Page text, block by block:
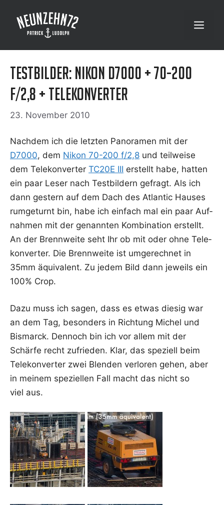
Inhalt
springen
Menü
Testbilder: Nikon D7000 + 70-200
f/2,8 + Telekonverter
23. November 2010
Nach­dem ich die letz­ten Pan­ora­men mit der
D7000, dem Nikon 70-200 f/2,8 und teil­wei­se
dem Tele­kon­ver­ter TC20E III erstellt habe, hat­ten
ein paar Leser nach Test­bil­dern gefragt. Als ich
dann ges­tern auf dem Dach des Atlan­tic Hau­ses
rum­ge­turnt bin, habe ich ein­fach mal ein paar Auf­
nah­men mit der genann­ten Kom­bi­na­ti­on erstellt.
An der Brenn­wei­te seht Ihr ob mit oder ohne Tele­
kon­ver­ter. Die Brenn­wei­te ist umge­rech­net in
35mm äqui­va­lent. Zu jedem Bild dann jeweils ein
100% Crop.
Dazu muss ich sagen, dass es etwas die­sig war
an dem Tag, beson­ders in Rich­tung Michel und
Bis­marck. Den­noch bin ich vor allem mit der
Schär­fe recht zufrie­den. Klar, das spe­zi­ell beim
Tele­kon­ver­ter zwei Blen­den ver­lo­ren gehen, aber
in mei­nem spe­zi­el­len Fall macht das nicht so
viel aus.